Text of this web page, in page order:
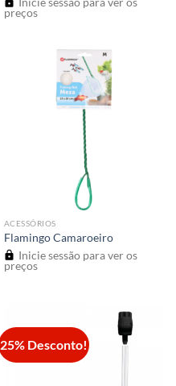
preços
ACESSÓRIOS
Flamingo Camaroeiro
Inicie sessão para ver os
preços
25% Desconto!